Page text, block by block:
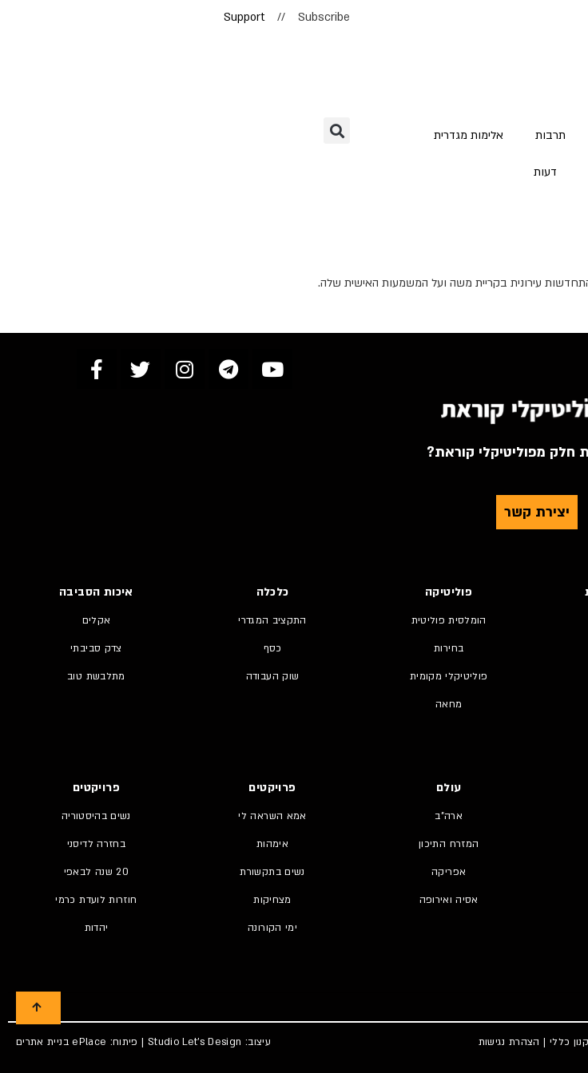
Subscribe
//
Support
תרבות אלימות מגדרית
דעות
עירונית בקריית משה ועל המשמעות האישית שלה.
חלק מפוליטיקלי קוראת?
יצירת קשר
פוליטיקה
הומלסית פוליטית
בחירות
פוליטיקלי מקומית
מחאה
כלכלה
התקציב המגדרי
כסף
שוק העבודה
איכות הסביבה
אקלים
צדק סביבתי
מתלבשת טוב
עולם
ארה"ב
המזרח התיכון
אפריקה
אסיה ואירופה
פרויקטים
אמא השראה לי
אימהות
נשים בתקשורת
מצחיקות
ימי הקורונה
פרויקטים
נשים בהיסטוריה
בחזרה לדיסני
20 שנה לבאפי
חוזרות לועדת כרמי
יהדות
כללי | הצהרת נגישות עיצוב: Studio Let's Design | פיתוח: ePlace בניית אתרים